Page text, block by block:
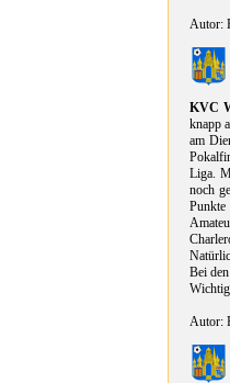
Autor:
KVC
knapp
am
Liga.
noch
Bei
Autor: